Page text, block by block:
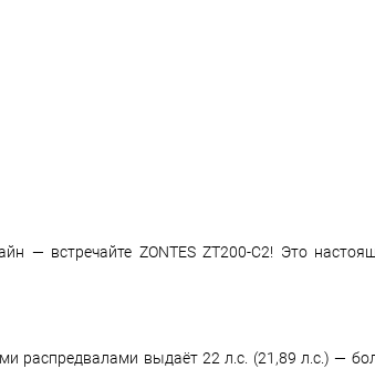
— встречайте ZONTES ZT200-C2! Это
распредвалами выдаёт 22 л.с. (21,89 л.с.) —